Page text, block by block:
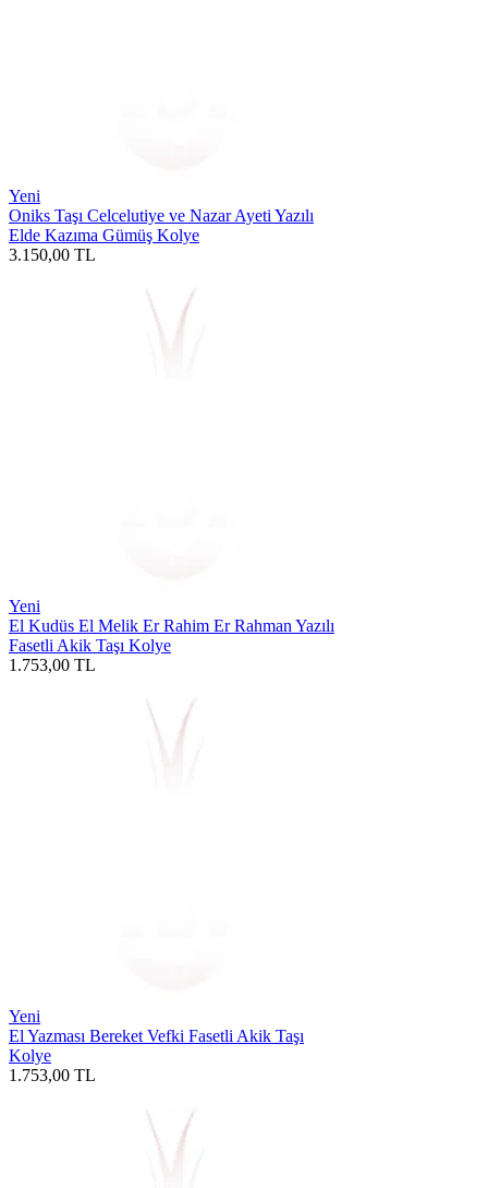
Yeni
Oniks Taşı Celcelutiye ve Nazar Ayeti Yazılı
Elde Kazıma Gümüş Kolye
3.150,00 TL
Yeni
El Kudüs El Melik Er Rahim Er Rahman Yazılı
Fasetli Akik Taşı Kolye
1.753,00 TL
Yeni
El Yazması Bereket Vefki Fasetli Akik Taşı
Kolye
1.753,00 TL